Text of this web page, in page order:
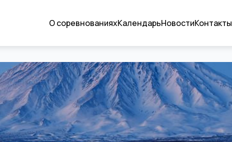
О соревнованияхКалендарьНовостиКонтакты